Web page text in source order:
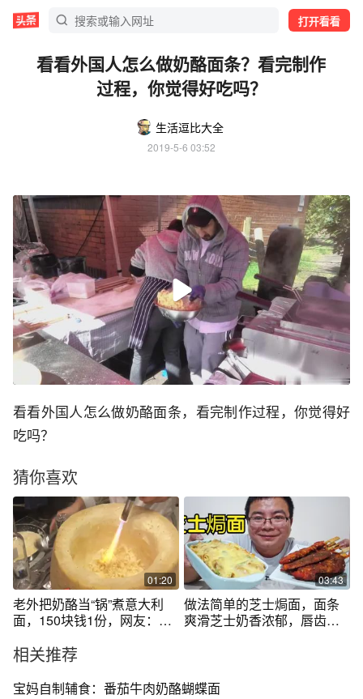
打开看看
看看外国人怎么做奶酪面条？看完制作
过程，你觉得好吃吗？
生活逗比大全
2019-5-6 03:52
看看外国人怎么做奶酪面条，看完制作过程，你觉得好
吃吗？
猜你喜欢
01:20
老外把奶酪当“锅”煮意大利
面，150块钱1份，网友：想
03:43
做法简单的芝士焗面，面条
爽滑芝士奶香浓郁，唇齿留
相关推荐
宝妈自制辅食：番茄牛肉奶酪蝴蝶面